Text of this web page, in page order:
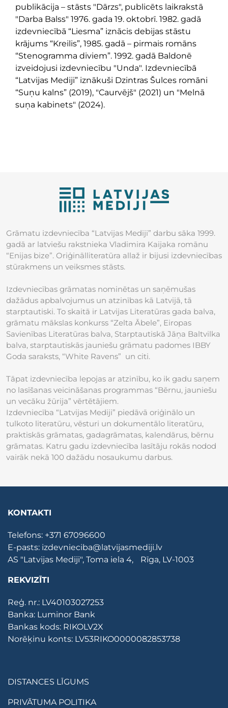
publikācija – stāsts "Dārzs", publicēts laikrakstā
"Darba Balss" 1976. gada 19. oktobrī. 1982. gadā
izdevniecībā “Liesma” iznācis debijas stāstu
krājums “Kreilis”, 1985. gadā – pirmais romāns
“Stenogramma diviem”. 1992. gadā Baldonē
izveidojusi izdevniecību "Unda". Izdevniecībā
“Latvijas Mediji” iznākuši Dzintras Šulces romāni
“Suņu kalns” (2019), "Caurvējš" (2021) un "Melnā
suņa kabinets" (2024).
Grāmatu izdevniecība “Latvijas Mediji” darbu sāka 1999.
gadā ar latviešu rakstnieka Vladimira Kaijaka romānu
“Enijas bize”. Oriģinālliteratūra allaž ir bijusi izdevniecības
stūrakmens un veiksmes stāsts.
Izdevniecības grāmatas nominētas un saņēmušas
dažādus apbalvojumus un atzinības kā Latvijā, tā
starptautiski. To skaitā ir Latvijas Literatūras gada balva,
grāmatu mākslas konkurss “Zelta Ābele”, Eiropas
Savienības Literatūras balva, Starptautiskā Jāņa Baltvilka
balva, starptautiskās jauniešu grāmatu padomes IBBY
Goda saraksts, “White Ravens” un citi.
Tāpat izdevniecība lepojas ar atzinību, ko ik gadu saņem
no lasīšanas veicināšanas programmas “Bērnu, jauniešu
un vecāku žūrija” vērtētājiem.
Izdevniecība “Latvijas Mediji” piedāvā oriģinālo un
tulkoto literatūru, vēsturi un dokumentālo literatūru,
praktiskās grāmatas, gadagrāmatas, kalendārus, bērnu
grāmatas. Katru gadu izdevniecība lasītāju rokās nodod
vairāk nekā 100 dažādu nosaukumu darbus.
KONTAKTI
Telefons: +371 67096600
E-pasts: izdevnieciba@latvijasmediji.lv
AS "Latvijas Mediji", Toma iela 4, Rīga, LV-1003
REKVIZĪTI
Reģ. nr.: LV40103027253
Banka: Luminor Bank
Bankas kods: RIKOLV2X
Norēķinu konts: LV53RIKO0000082853738
DISTANCES LĪGUMS
PRIVĀTUMA POLITIKA